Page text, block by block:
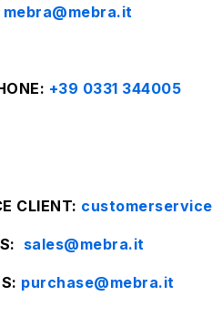
mebra@mebra.it
+39 0331 344005
CLIENT:
: sales@mebra.it
purchase@mebra.it